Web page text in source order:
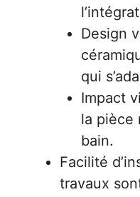
Design
qui
Impact
la pièce
bain.
Facilité
travaux